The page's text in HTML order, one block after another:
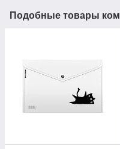
Подобные товары